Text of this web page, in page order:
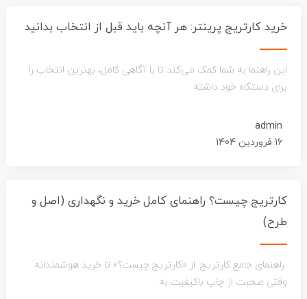
خرید کارتریج پرینتر: هر آنچه باید قبل از انتخاب بدانید
این راهنما به شما کمک می‌کند تا با آگاهی کامل، بهترین انتخاب را
برای دستگاه خود داشته
admin
کارتریج چیست؟ راهنمای کامل خرید و نگهداری (اصل و
طرح)
راهنمای جامع کارتریج: از «کارتریج چیست؟» تا خرید هوشمندانه
وقتی صحبت از چاپ باکیفیت به